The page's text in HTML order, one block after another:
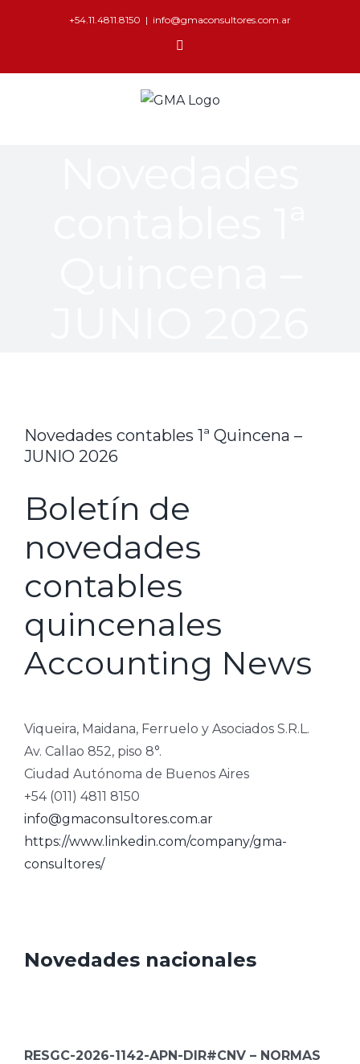
+54.11.4811.8150 | info@gmaconsultores.com.ar
Novedades contables 1ª Quincena –
JUNIO 2026
Boletín de
novedades
contables
quincenales
Accounting News
Viqueira, Maidana, Ferruelo y Asociados S.R.L.
Av. Callao 852, piso 8°.
Ciudad Autónoma de Buenos Aires
+54 (011) 4811 8150
info@gmaconsultores.com.ar
https://www.linkedin.com/company/gma-
consultores/
Novedades nacionales
RESGC-2026-1142-APN-DIR#CNV – NORMAS